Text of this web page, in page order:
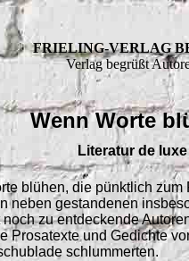
FRIELING-VERLAG
Verlag begrüßt
Wenn Worte
Literatur de luxe
blühen, die pünktlich
neben gestandenen
zu entdeckende
Prosatexte und Gedichte
schlummerten.